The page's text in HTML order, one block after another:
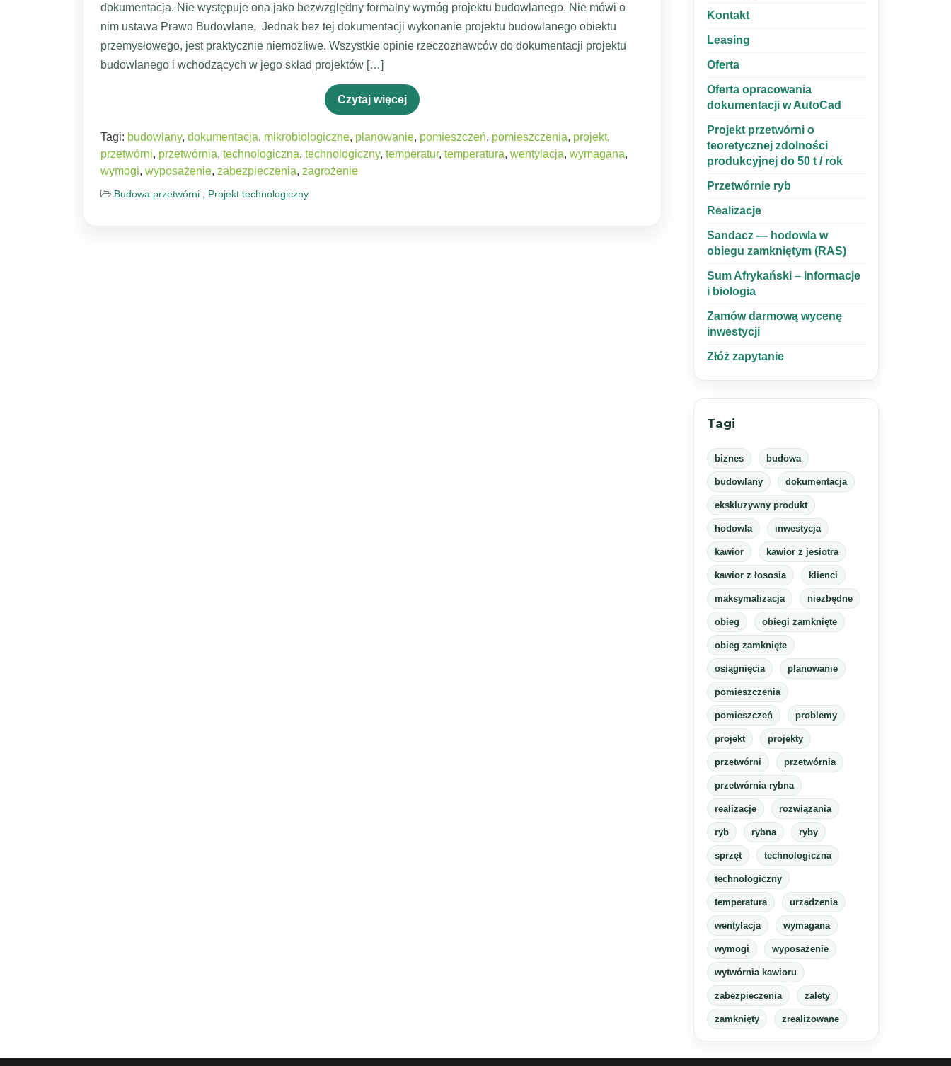
dokumentacja. Nie występuje ona jako bezwzględny formalny wymóg projektu budowlanego. Nie mówi o
nim ustawa Prawo Budowlane, Jednak bez tej dokumentacji wykonanie projektu budowlanego obiektu
przemysłowego, jest praktycznie niemożliwe. Wszystkie opinie rzeczoznawców do dokumentacji projektu
budowlanego i wchodzących w jego skład projektów […]
Czytaj więcej
Tagi: budowlany, dokumentacja, mikrobiologiczne, planowanie, pomieszczeń, pomieszczenia, projekt,
przetwórni, przetwórnia, technologiczna, technologiczny, temperatur, temperatura, wentylacja, wymagana,
wymogi, wyposażenie, zabezpieczenia, zagrożenie
Budowa przetwórni , Projekt technologiczny
Kontakt
Leasing
Oferta
Oferta opracowania
dokumentacji w AutoCad
Projekt przetwórni o
teoretycznej zdolności
produkcyjnej do 50 t / rok
Przetwórnie ryb
Realizacje
Sandacz — hodowla w
obiegu zamkniętym (RAS)
Sum Afrykański – informacje
i biologia
Zamów darmową wycenę
inwestycji
Złóż zapytanie
Tagi
biznes budowa
budowlany dokumentacja
ekskluzywny produkt
hodowla inwestycja
kawior kawior z jesiotra
kawior z łososia klienci
maksymalizacja niezbędne
obieg obiegi zamknięte
obieg zamknięte
osiągnięcia planowanie
pomieszczenia
pomieszczeń problemy
projekt projekty
przetwórni przetwórnia
przetwórnia rybna
realizacje rozwiązania
ryb rybna ryby
sprzęt technologiczna
technologiczny
temperatura urzadzenia
wentylacja wymagana
wymogi wyposażenie
wytwórnia kawioru
zabezpieczenia zalety
zamknięty zrealizowane